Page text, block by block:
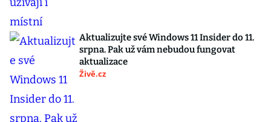
Aktualizujte své Windows 11 Insider do 11.
srpna. Pak už vám nebudou fungovat
aktualizace
Živě.cz